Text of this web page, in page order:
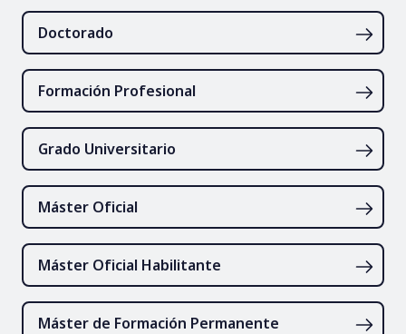
Doctorado
Formación Profesional
Grado Universitario
Máster Oficial
Máster Oficial Habilitante
Máster de Formación Permanente